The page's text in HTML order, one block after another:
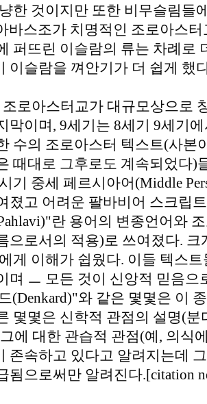
한 것이지만 또한 비무슬림들
바스조가 치명적인 조로아스
퍼뜨린 이슬람의 류는 차례로
이슬람을 껴안기가 더 쉽게 했
로아스터교가 대규모상으로
막이며, 9세기는 8세기 9세기
수의 조로아스터 텍스트(사본
때대로 그후로도 계속되었다)
기 중세 페르시아어(Middle
졌고 어려운 팔바비어 스크립
란 용어의 변종언어와
으로서의 적용)로 쓰여졌다.
게 이해가 쉽웠다. 이들 텍스
며 ㅡ 모든 것이 신앙적 믿음
(Denkard)"와 같은 몇몇은 이
몇몇은 신학적 관점의 설명(분
에 대한 관습적 관점(예, 의식
존속하고 있다고 알려지는데
됨으로써만 알려진다.[citation